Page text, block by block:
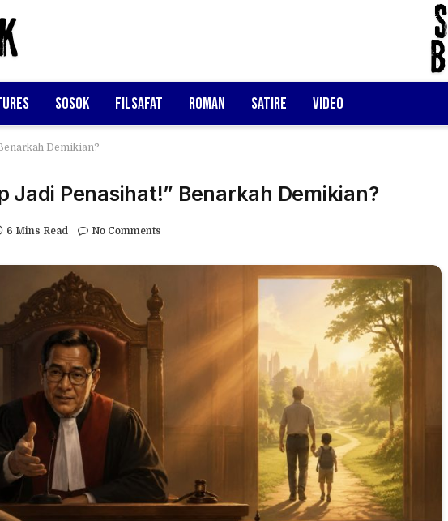
Sosok Filsafat Roman Satire Video
Demikian?
Jadi Penasihat!” Benarkah Demikian?
6 Mins Read No Comments